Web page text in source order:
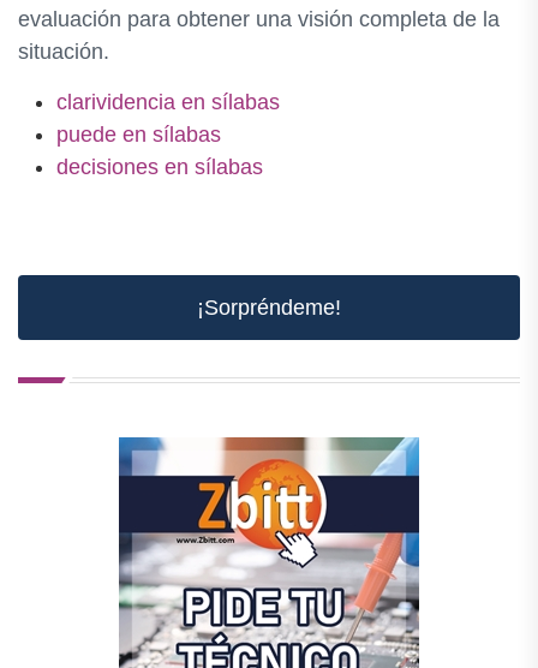
evaluación para obtener una visión completa de la
situación.
clarividencia en sílabas
puede en sílabas
decisiones en sílabas
¡Sorpréndeme!